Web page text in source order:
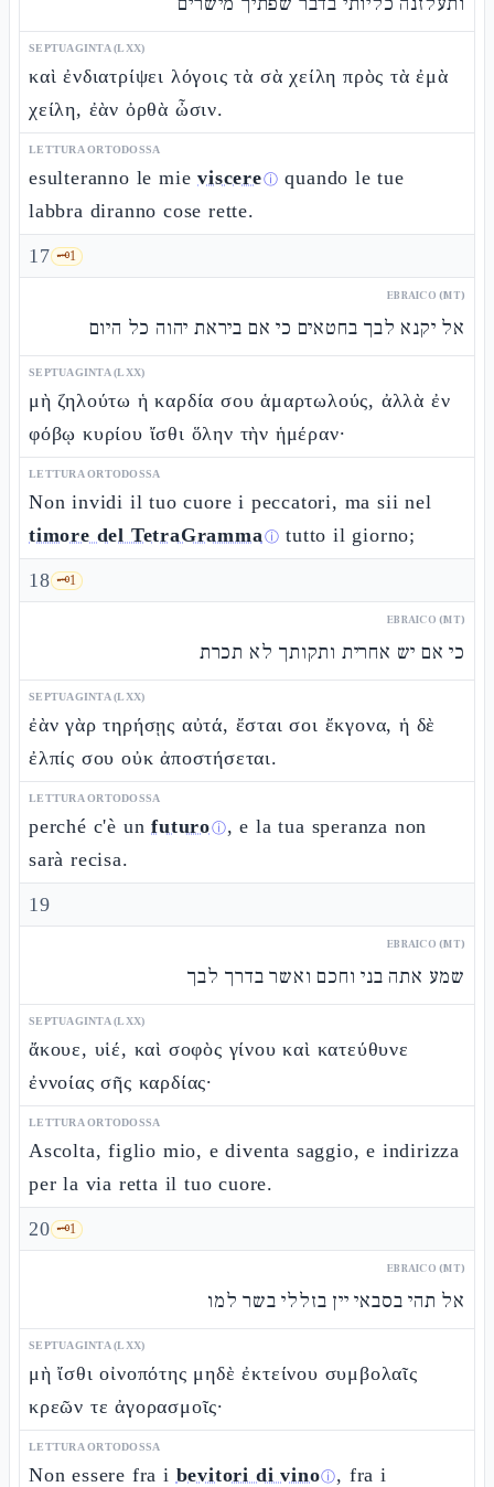
SEPTUAGINTA (LXX)
καὶ ἐνδιατρίψει λόγοις τὰ σὰ χείλη πρὸς τὰ ἐμὰ
χείλη, ἐὰν ὀρθὰ ὦσιν.
LETTURA ORTODOSSA
esulteranno le mieviscereⓘ quando le tue
labbra diranno cose rette.
17 🗝️1
EBRAICO (MT)
אל יקנא לבך בחטאים כי אם ביראת יהוה כל היום
SEPTUAGINTA (LXX)
μὴ ζηλούτω ἡ καρδία σου ἁμαρτωλούς, ἀλλὰ ἐν
φόβῳ κυρίου ἴσθι ὅλην τὴν ἡμέραν·
LETTURA ORTODOSSA
Non invidi il tuo cuore i peccatori, ma sii nel
timore del TetraGrammaⓘ tutto il giorno;
18 🗝️1
EBRAICO (MT)
כי אם יש אחרית ותקותך לא תכרת
SEPTUAGINTA (LXX)
ἐὰν γὰρ τηρήσῃς αὐτά, ἔσται σοι ἔκγονα, ἡ δὲ
ἐλπίς σου οὐκ ἀποστήσεται.
LETTURA ORTODOSSA
perché c'è unfuturoⓘ, e la tua speranza non
sarà recisa.
19
EBRAICO (MT)
שמע אתה בני וחכם ואשר בדרך לבך
SEPTUAGINTA (LXX)
ἄκουε, υἱέ, καὶ σοφὸς γίνου καὶ κατεύθυνε
ἐννοίας σῆς καρδίας·
LETTURA ORTODOSSA
Ascolta, figlio mio, e diventa saggio, e indirizza
per la via retta il tuo cuore.
20 🗝️1
EBRAICO (MT)
אל תהי בסבאי יין בזללי בשר למו
SEPTUAGINTA (LXX)
μὴ ἴσθι οἰνοπότης μηδὲ ἐκτείνου συμβολαῖς
κρεῶν τε ἀγορασμοῖς·
LETTURA ORTODOSSA
Non essere fra i bevitori di vinoⓘ, fra i